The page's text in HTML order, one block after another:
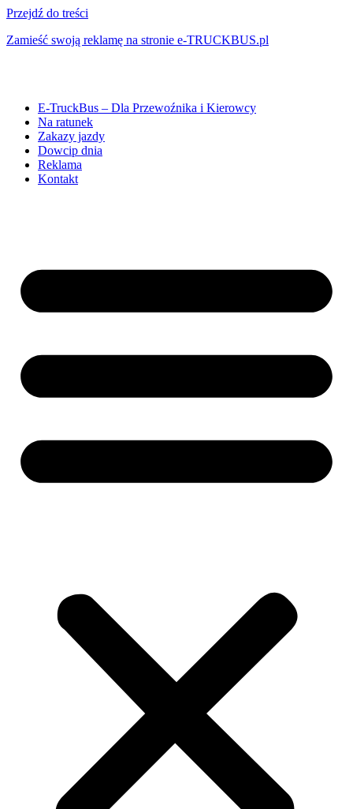
Przejdź do treści
Zamieść swoją reklamę na stronie e-TRUCKBUS.pl
E-TruckBus – Dla Przewoźnika i Kierowcy
Na ratunek
Zakazy jazdy
Dowcip dnia
Reklama
Kontakt